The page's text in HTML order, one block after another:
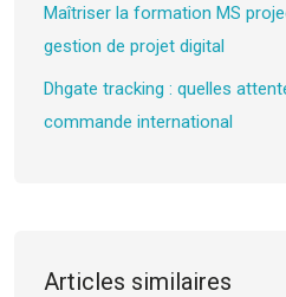
Maîtriser la formation MS
gestion de projet digital
Dhgate tracking : quelles
commande international
Articles similaires